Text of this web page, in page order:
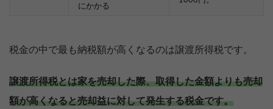
にかかる
税金の中で最も納税額が高くなるのは譲渡所得税です。
譲渡所得税とは家を売却した際、取得した金額よりも売却
額が高くなると売却益に対して発生する税金です。